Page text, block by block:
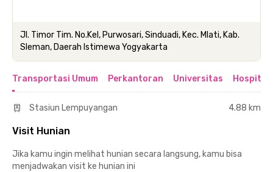
Jl. Timor Tim. No.Kel, Purwosari, Sinduadi, Kec. Mlati, Kab.
Sleman, Daerah Istimewa Yogyakarta
Transportasi Umum Perkantoran Universitas Hospital
Stasiun Lempuyangan 4.88 km
Visit Hunian
Jika kamu ingin melihat hunian secara langsung, kamu bisa
menjadwakan visit ke hunian ini